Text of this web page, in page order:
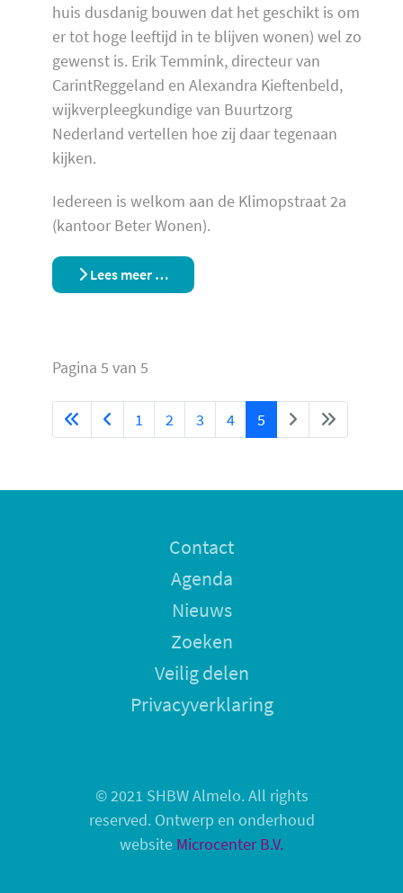
huis dusdanig bouwen dat het geschikt is om
er tot hoge leeftijd in te blijven wonen) wel zo
gewenst is. Erik Temmink, directeur van
CarintReggeland en Alexandra Kieftenbeld,
wijkverpleegkundige van Buurtzorg
Nederland vertellen hoe zij daar tegenaan
kijken.
Iedereen is welkom aan de Klimopstraat 2a
(kantoor Beter Wonen).
Lees meer …
Pagina 5 van 5
1 2 3 4 5
Contact
Agenda
Nieuws
Zoeken
Veilig delen
Privacyverklaring
© 2021 SHBW Almelo. All rights
reserved. Ontwerp en onderhoud
website Microcenter B.V.